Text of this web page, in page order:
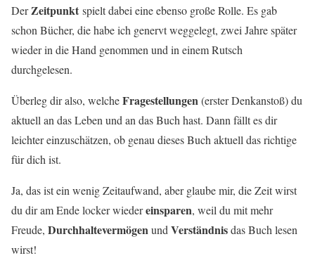
DerZeitpunkt spielt dabei eine ebenso große Rolle. Es gab
schon Bücher, die habe ich genervt weggelegt, zwei Jahre später
wieder in die Hand genommen und in einem Rutsch
durchgelesen.
Überleg dir also, welcheFragestellungen(erster Denkanstoß) du
aktuell an das Leben und an das Buch hast. Dann fällt es dir
leichter einzuschätzen, ob genau dieses Buch aktuell das richtige
für dich ist.
Ja, das ist ein wenig Zeitaufwand, aber glaube mir, die Zeit wirst
du dir am Ende locker wiedereinsparen, weil du mit mehr
Freude, Durchhaltevermögenund Verständnisdas Buch lesen
wirst!